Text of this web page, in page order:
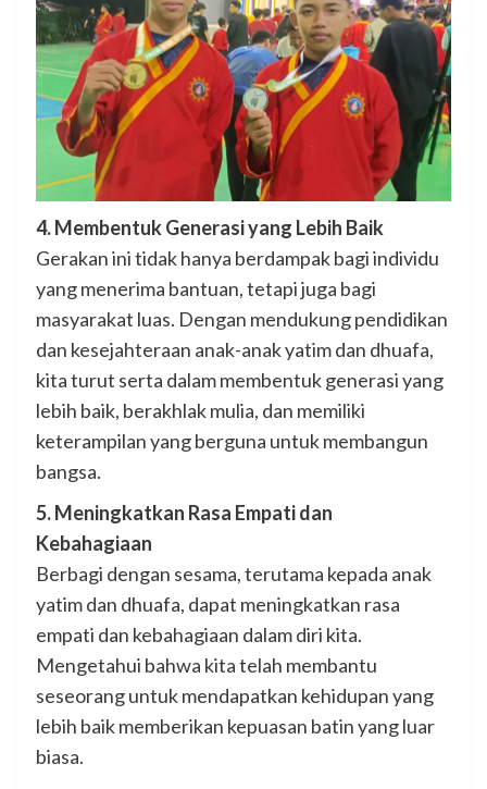
4. Membentuk Generasi yang Lebih Baik
Gerakan ini tidak hanya berdampak bagi individu
yang menerima bantuan, tetapi juga bagi
masyarakat luas. Dengan mendukung pendidikan
dan kesejahteraan anak-anak yatim dan dhuafa,
kita turut serta dalam membentuk generasi yang
lebih baik, berakhlak mulia, dan memiliki
keterampilan yang berguna untuk membangun
bangsa.
5. Meningkatkan Rasa Empati dan
Kebahagiaan
Berbagi dengan sesama, terutama kepada anak
yatim dan dhuafa, dapat meningkatkan rasa
empati dan kebahagiaan dalam diri kita.
Mengetahui bahwa kita telah membantu
seseorang untuk mendapatkan kehidupan yang
lebih baik memberikan kepuasan batin yang luar
biasa.